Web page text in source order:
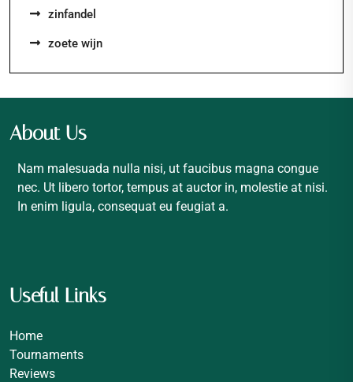
zinfandel
zoete wijn
About Us
Nam malesuada nulla nisi, ut faucibus magna congue
nec. Ut libero tortor, tempus at auctor in, molestie at nisi.
In enim ligula, consequat eu feugiat a.
Useful Links
Home
Tournaments
Reviews